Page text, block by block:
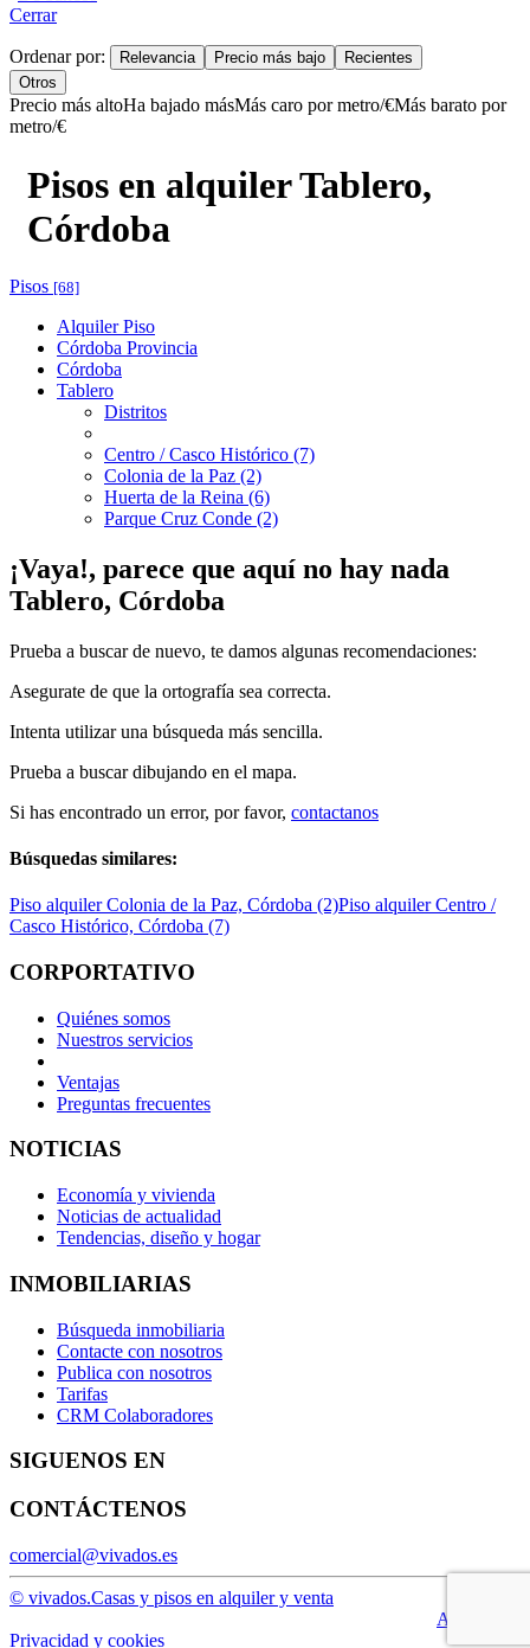
Cerrar
Ordenar por: Relevancia Precio más bajo
Recientes
Otros
Precio más altoHa bajado másMás caro por metro/€Más barato por
metro/€
Pisos en alquiler Tablero,
Córdoba
Pisos [68]
Alquiler Piso
Córdoba Provincia
Córdoba
Tablero
Distritos
Centro / Casco Histórico (7)
Colonia de la Paz (2)
Huerta de la Reina (6)
Parque Cruz Conde (2)
¡Vaya!, parece que aquí no hay nada
Tablero, Córdoba
Prueba a buscar de nuevo, te damos algunas recomendaciones:
Asegurate de que la ortografía sea correcta.
Intenta utilizar una búsqueda más sencilla.
Prueba a buscar dibujando en el mapa.
Si has encontrado un error, por favor, contactanos
Búsquedas similares:
Piso alquiler Colonia de la Paz, Córdoba (2)Piso alquiler Centro /
Casco Histórico, Córdoba (7)
CORPORTATIVO
Quiénes somos
Nuestros servicios
Ventajas
Preguntas frecuentes
NOTICIAS
Economía y vivienda
Noticias de actualidad
Tendencias, diseño y hogar
INMOBILIARIAS
Búsqueda inmobiliaria
Contacte con nosotros
Publica con nosotros
Tarifas
CRM Colaboradores
SIGUENOS EN
CONTÁCTENOS
comercial@vivados.es
© vivados.Casas y pisos en alquiler y venta
Aviso legal
Privacidad y cookies